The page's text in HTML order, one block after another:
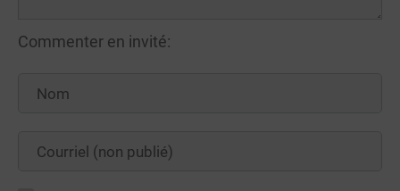
Commenter en invité: